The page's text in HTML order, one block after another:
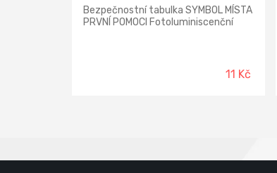
Bezpečnostní tabulka SYMBOL MÍSTA
PRVNÍ POMOCI Fotoluminiscenční
11 Kč